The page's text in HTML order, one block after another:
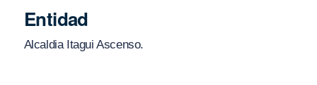
Entidad
Alcaldia Itagui Ascenso.